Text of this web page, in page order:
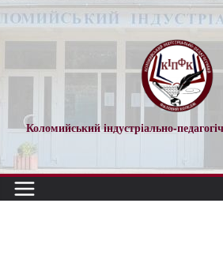
Перейти
до
Коломийський індустріально-